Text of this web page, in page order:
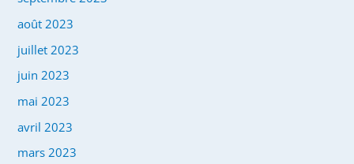
août 2023
juillet 2023
juin 2023
mai 2023
avril 2023
mars 2023